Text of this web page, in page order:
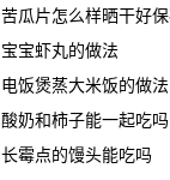
苦瓜片怎么样晒干好
宝宝虾丸的做法
电饭煲蒸大米饭的做
酸奶和柿子能一起吃
长霉点的馒头能吃吗